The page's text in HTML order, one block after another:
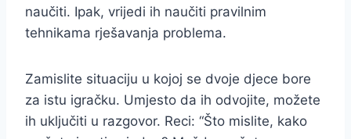
naučiti. Ipak, vrijedi ih naučiti pravilnim
tehnikama rješavanja problema.
Zamislite situaciju u kojoj se dvoje djece bore
za istu igračku. Umjesto da ih odvojite, možete
ih uključiti u razgovor. Reci: “Što mislite, kako